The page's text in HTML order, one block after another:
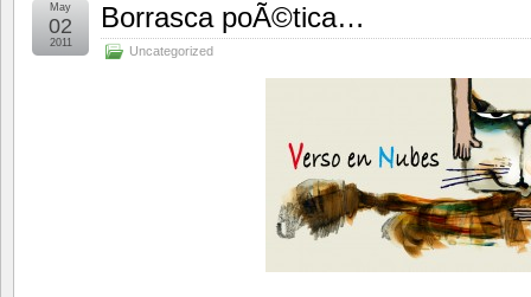
Borrasca poÃ©tica…
Uncategorized
May
02
2011